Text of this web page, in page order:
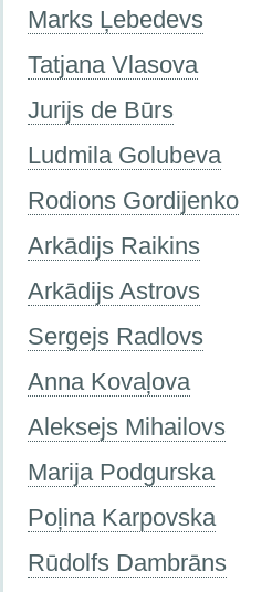
Marks Ļebedevs
Tatjana Vlasova
Jurijs de Būrs
Ludmila Golubeva
Rodions Gordijenko
Arkādijs Raikins
Arkādijs Astrovs
Sergejs Radlovs
Anna Kovaļova
Aleksejs Mihailovs
Marija Podgurska
Poļina Karpovska
Rūdolfs Dambrāns